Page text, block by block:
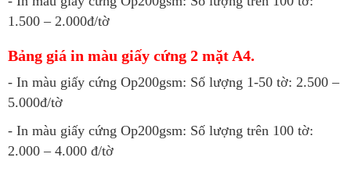
1.500 – 2.000đ/tờ
Bảng giá in màu giấy cứng 2 mặt A4.
- In màu giấy cứng Op200gsm: Số lượng 1-50 tờ: 2.500 –
5.000đ/tờ
- In màu giấy cứng Op200gsm: Số lượng trên 100 tờ:
2.000 – 4.000 đ/tờ